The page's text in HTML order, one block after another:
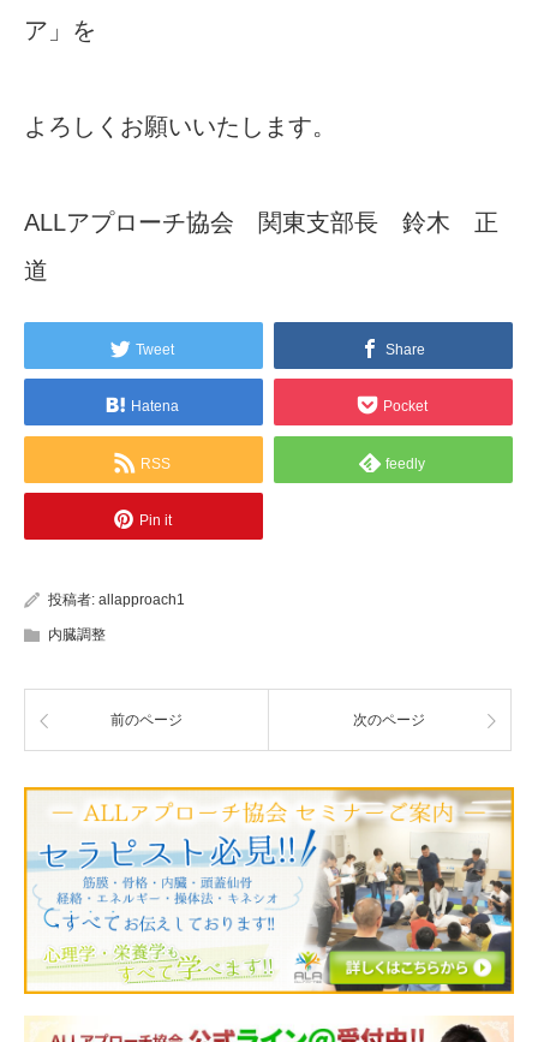
ア」を
よろしくお願いいたします。
ALLアプローチ協会 関東支部長 鈴木 正
道
Tweet Share
Hatena Pocket
RSS feedly
Pin it
投稿者: allapproach1
内臓調整
前のページ 次のページ